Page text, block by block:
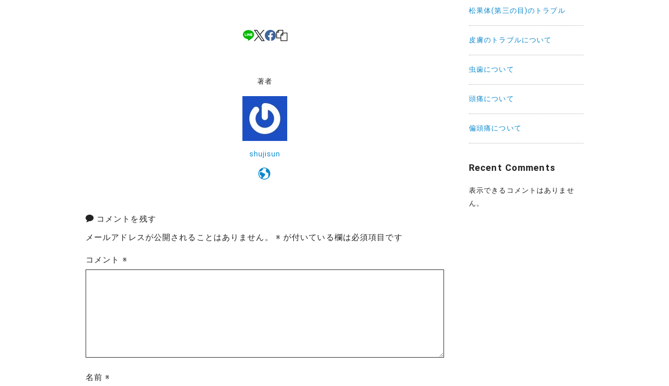
著者
shujisun
コメントを残す
メールアドレスが公開されることはありません。
※ が付いている欄は必須項目です
コメント ※
名前※
松果体(第三の目)のトラブル
皮膚のトラブルについて
虫歯について
頭痛について
偏頭痛について
Recent Comments
表示できるコメントはありませ
ん。